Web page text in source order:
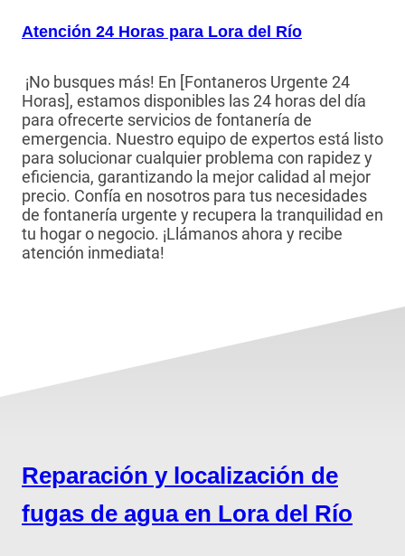
Atención 24 Horas para Lora del Río
¡No busques más! En [Fontaneros Urgente 24
Horas], estamos disponibles las 24 horas del día
para ofrecerte servicios de fontanería de
emergencia. Nuestro equipo de expertos está listo
para solucionar cualquier problema con rapidez y
eficiencia, garantizando la mejor calidad al mejor
precio. Confía en nosotros para tus necesidades
de fontanería urgente y recupera la tranquilidad en
tu hogar o negocio. ¡Llámanos ahora y recibe
atención inmediata!
Reparación y localización de
fugas de agua en Lora del Río